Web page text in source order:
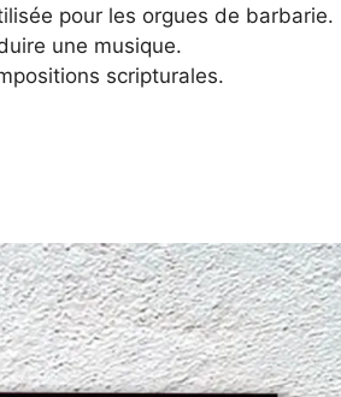
pour les orgues de barbarie.
une musique.
scripturales.